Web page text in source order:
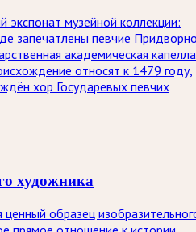
музейной коллекции:
запечатлены певчие
академическая капелла
относят к 1479 году,
хор Государевых певчих
художника
образец